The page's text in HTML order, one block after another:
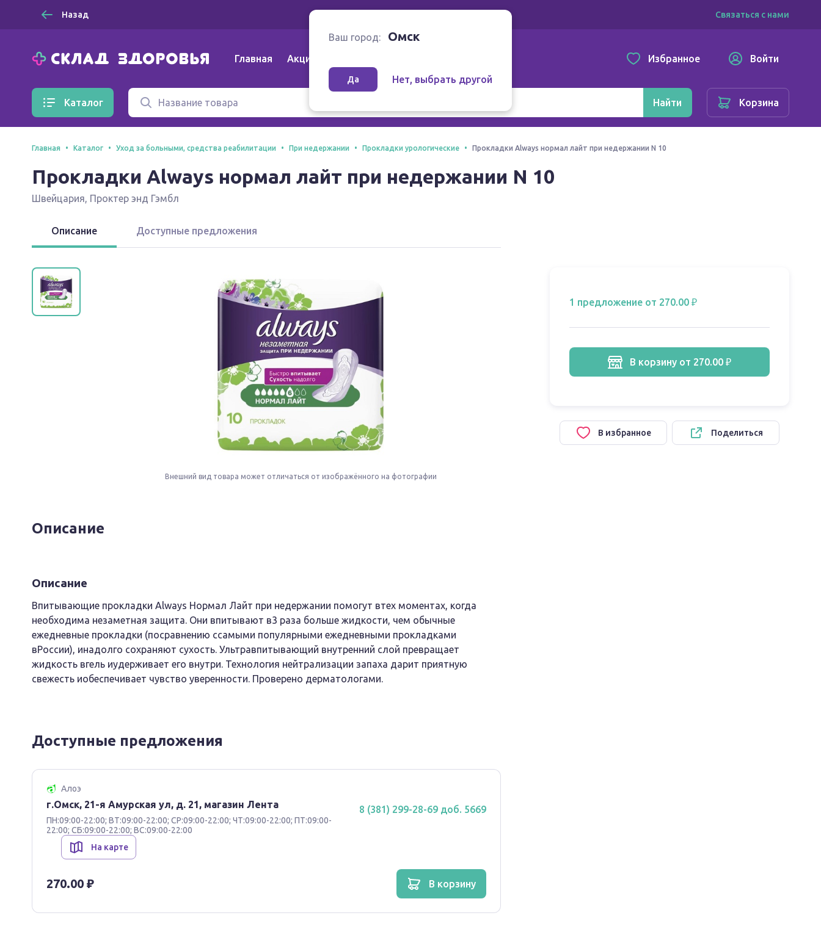
Назад Связаться с нами
Главная Акции Избранное Войти
Каталог Найти Корзина
Ваш город: Омск
Да Нет, выбрать другой
Главная Каталог Уход за больными, средства реабилитации При недержании Прокладки урологические Прокладки Always нормал лайт при недержании N 10
Прокладки Always нормал лайт при недержании N 10
Швейцария, Проктер энд Гэмбл
Описание Доступные предложения
Внешний вид товара может отличаться от изображённого на фотографии
1 предложение от 270.00 ₽
в корзину от 270.00 ₽
В избранное Поделиться
Описание
Описание
Впитывающие прокладки Always Нормал Лайт при недержании помогут втех моментах, когда
необходима незаметная защита. Они впитывают в3 раза больше жидкости, чем обычные
ежедневные прокладки (посравнению ссамыми популярными ежедневными прокладками
вРоссии), инадолго сохраняют сухость. Ультравпитывающий внутренний слой превращает
жидкость вгель иудерживает его внутри. Технология нейтрализации запаха дарит приятную
свежесть иобеспечивает чувство уверенности. Проверено дерматологами.
Доступные предложения
Алоэ
г.Омск, 21-я Амурская ул, д. 21, магазин Лента
ПН:09:00-22:00; ВТ:09:00-22:00; СР:09:00-22:00; ЧТ:09:00-22:00; ПТ:09:00-
22:00; СБ:09:00-22:00; ВС:09:00-22:00
8 (381) 299-28-69 доб. 5669
На карте
270.00 ₽ в корзину